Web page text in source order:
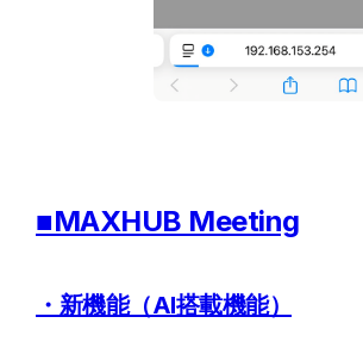
■MAXHUB Meeting
・新機能（AI搭載機能）